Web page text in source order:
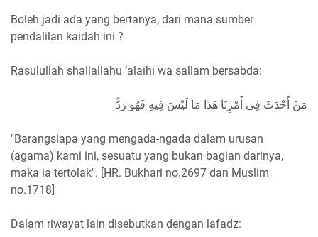
Boleh jadi ada yang bertanya, dari mana sumber
pendalilan kaidah ini ?
Rasulullah shallallahu ‘alaihi wa sallam bersabda:
مَنْ أَحْدَثَ فِي أَمْرِنَا هَذَا مَا لَيْسَ فِيهِ فَهُوَ رَدٌّ
"Barangsiapa yang mengada-ngada dalam urusan
(agama) kami ini, sesuatu yang bukan bagian darinya,
maka ia tertolak". [HR. Bukhari no.2697 dan Muslim
no.1718]
Dalam riwayat lain disebutkan dengan lafadz: